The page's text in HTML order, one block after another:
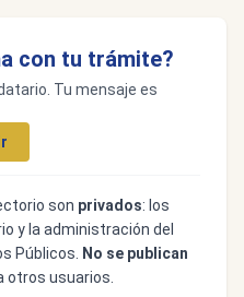
con tu trámite?
Tu mensaje es
son privados: los
y la administración del
Públicos.
No se publican
otros usuarios.